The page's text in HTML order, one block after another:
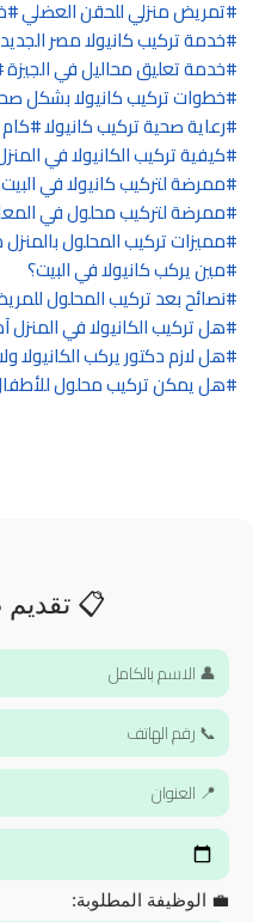
تمريض منزلي للحقن العضلي
خدمة تركيب كانيولا مصر
خدمة تعليق محاليل في الجيزة
خطوات تركيب كانيولا بشكل
رعاية صحية تركيب كانيولا
كيفية تركيب الكانيولا في
ممرضة لتركيب كانيولا في البيت
ممرضة لتركيب محلول في
مميزات تركيب المحلول
مين يركب كانيولا في البيت؟
نصائح بعد تركيب المحلول
هل تركيب الكانيولا في المنزل
هل لازم دكتور يركب
هل يمكن تركيب محلول
📋
💼 الوظيفة المطلوبة: